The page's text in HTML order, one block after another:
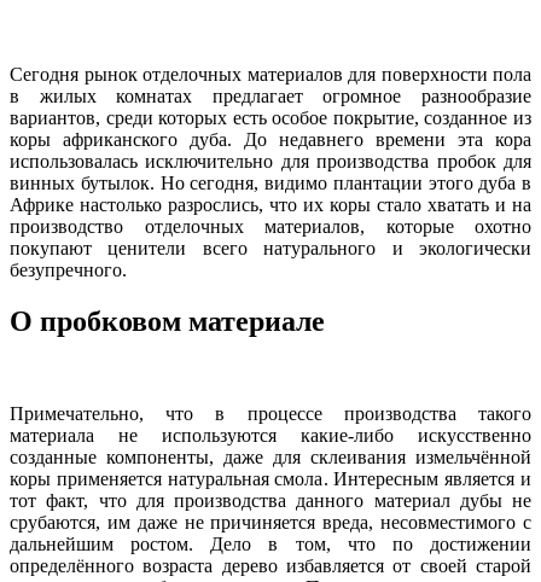
Сегодня рынок отделочных материалов для поверхности пола
в жилых комнатах предлагает огромное разнообразие
вариантов, среди которых есть особое покрытие, созданное из
коры африканского дуба. До недавнего времени эта кора
использовалась исключительно для производства пробок для
винных бутылок. Но сегодня, видимо плантации этого дуба в
Африке настолько разрослись, что их коры стало хватать и на
производство отделочных материалов, которые охотно
покупают ценители всего натурального и экологически
безупречного.
О пробковом материале
Примечательно, что в процессе производства такого
материала не используются какие-либо искусственно
созданные компоненты, даже для склеивания измельчённой
коры применяется натуральная смола. Интересным является и
тот факт, что для производства данного материал дубы не
срубаются, им даже не причиняется вреда, несовместимого с
дальнейшим ростом. Дело в том, что по достижении
определённого возраста дерево избавляется от своей старой